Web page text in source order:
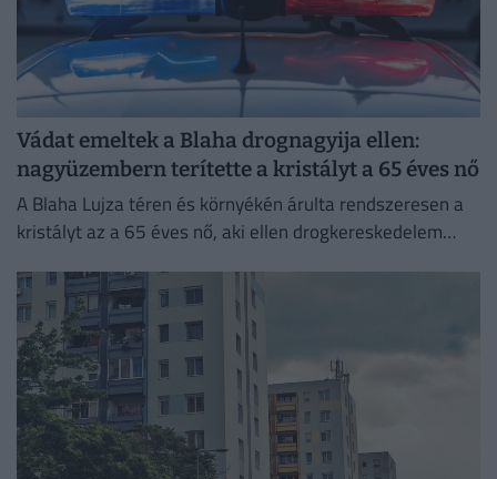
Vádat emeltek a Blaha drognagyija ellen:
nagyüzembern terítette a kristályt a 65 éves nő
A Blaha Lujza téren és környékén árulta rendszeresen a
kristályt az a 65 éves nő, aki ellen drogkereskedelem